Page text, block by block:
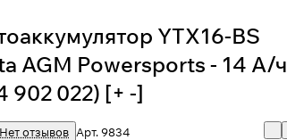
YTX16-BS
AGM Powersports - 14 А/ч
902 022) [+ -]
Нет отзывов Арт.9834